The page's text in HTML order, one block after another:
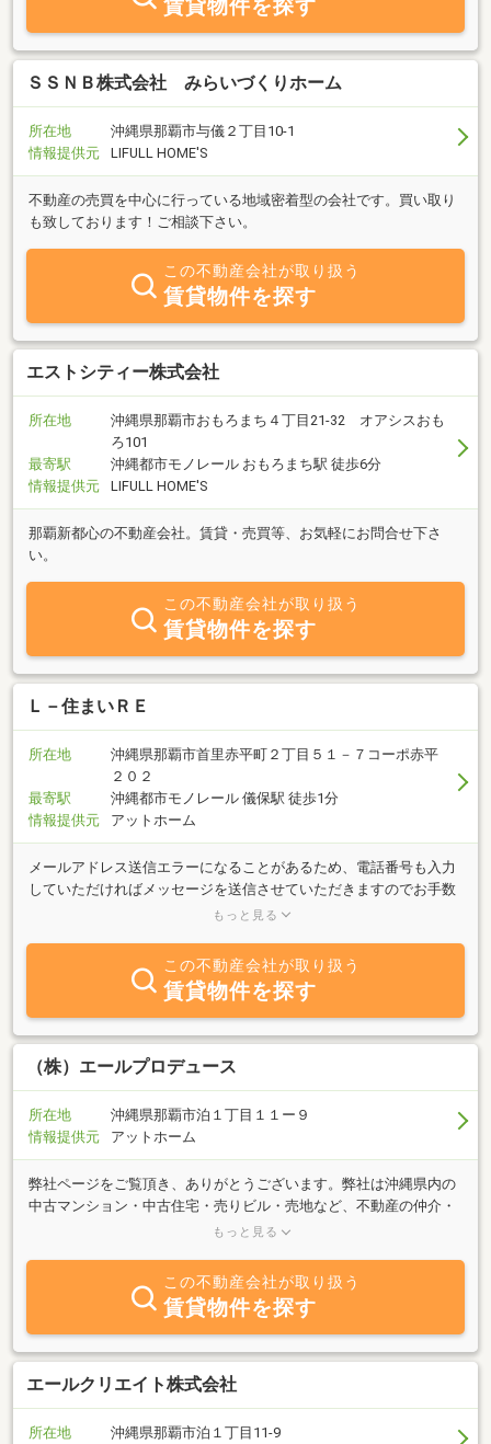
賃貸物件を探す
ＳＳＮＢ株式会社 みらいづくりホーム
所在地
沖縄県那覇市与儀２丁目10-1
情報提供元
LIFULL HOME'S
不動産の売買を中心に行っている地域密着型の会社です。買い取り
も致しております！ご相談下さい。
この不動産会社が取り扱う
賃貸物件を探す
エストシティー株式会社
所在地
沖縄県那覇市おもろまち４丁目21-32 オアシスおも
ろ101
最寄駅
沖縄都市モノレール おもろまち駅 徒歩6分
情報提供元
LIFULL HOME'S
那覇新都心の不動産会社。賃貸・売買等、お気軽にお問合せ下さ
い。
この不動産会社が取り扱う
賃貸物件を探す
Ｌ－住まいＲＥ
所在地
沖縄県那覇市首里赤平町２丁目５１－７コーポ赤平
２０２
最寄駅
沖縄都市モノレール 儀保駅 徒歩1分
情報提供元
アットホーム
メールアドレス送信エラーになることがあるため、電話番号も入力
していただければメッセージを送信させていただきますのでお手数
ですがご入力お願いします。自宅で家事をする時間や家族と過ごす
縁を頂いたお客さまにもそんな「豊かさ」を感じられる「住まい」
や「空間」を一緒に探していきたいと思っています。
もっと見る
この不動産会社が取り扱う
賃貸物件を探す
（株）エールプロデュース
所在地
沖縄県那覇市泊１丁目１１ー９
情報提供元
アットホーム
弊社ページをご覧頂き、ありがとうございます。弊社は沖縄県内の
中古マンション・中古住宅・売りビル・売地など、不動産の仲介・
賃貸・管理・不動産の有効活用コンサルティングを業務とする会社
ダイヤル：０１２０－４５０－３９６ホームページのみ物件情報も
ありますので、ぜひご覧頂きたいと思います。
もっと見る
この不動産会社が取り扱う
賃貸物件を探す
エールクリエイト株式会社
所在地
沖縄県那覇市泊１丁目11-9